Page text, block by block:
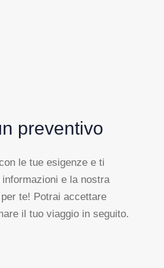
preventivo
le tue esigenze e ti
e la nostra
te! Potrai accettare
il tuo viaggio in seguito.